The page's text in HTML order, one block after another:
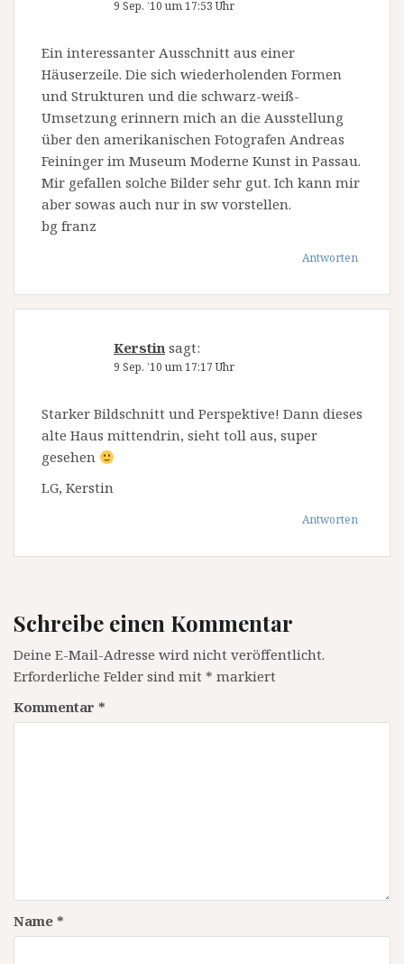
9 Sep. ’10 um 17:53 Uhr
Ein interessanter Ausschnitt aus einer
Häuserzeile. Die sich wiederholenden Formen
und Strukturen und die schwarz-weiß-
Umsetzung erinnern mich an die Ausstellung
über den amerikanischen Fotografen Andreas
Feininger im Museum Moderne Kunst in Passau.
Mir gefallen solche Bilder sehr gut. Ich kann mir
aber sowas auch nur in sw vorstellen.
bg franz
Antworten
Kerstin sagt:
9 Sep. ’10 um 17:17 Uhr
Starker Bildschnitt und Perspektive! Dann dieses
alte Haus mittendrin, sieht toll aus, super
gesehen
LG, Kerstin
Antworten
Schreibe einen Kommentar
Deine E-Mail-Adresse wird nicht veröffentlicht.
Erforderliche Felder sind mit * markiert
Kommentar *
Name *